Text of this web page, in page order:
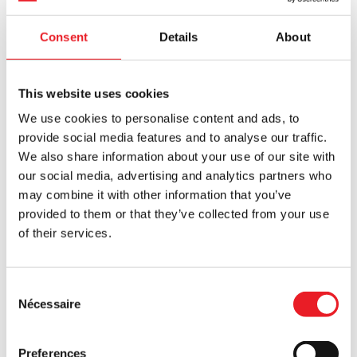
Consent Details About
This website uses cookies
We use cookies to personalise content and ads, to
provide social media features and to analyse our traffic.
We also share information about your use of our site with
our social media, advertising and analytics partners who
may combine it with other information that you’ve
provided to them or that they’ve collected from your use
of their services.
Selection
Nécessaire
Preferences
TAXES, DROITS ET FRAIS : vous devrez payer les taxes,
droits et autres frais d'importation au transporteur
lorsque votre commande arrivera dans votre pays. Nous
internationales, de sorte que vous ne paierez la taxe de
vente qu'une seule fois (les taxes seront facturées au
taux applicable dans votre pays). Si vous souhaitez
obtenir de plus amples informations, veuillez nous
contacter avant de passer commande.
Les envois vers les États-Unis ont été temporairement
interrompus en raison de modifications récentes de la
réglementation douanière.
récemment mis en œuvre supprime l'ancienne limite de
$800 ("De minimis") avant que les droits d'importation ne
manière dont ces droits sont collectés et payés. Pour les